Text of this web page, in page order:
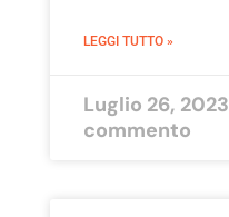
LEGGI TUTTO »
Luglio 26, 2023
commento